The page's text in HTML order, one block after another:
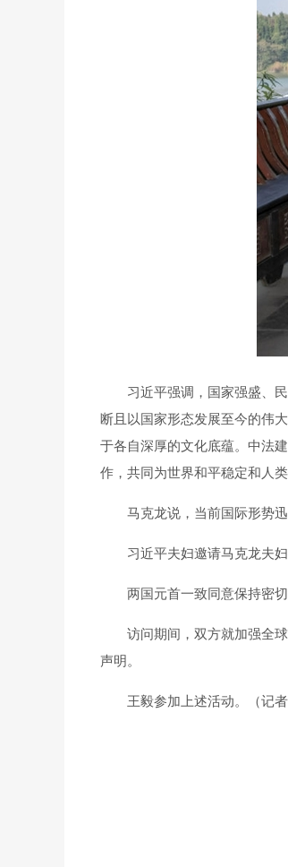
习近平强调，国家强盛、
断且以国家形态发展至今的伟
于各自深厚的文化底蕴。中法
作，共同为世界和平稳定和人
马克龙说，当前国际形势
习近平夫妇邀请马克龙夫
两国元首一致同意保持密
访问期间，双方就加强全
声明。
王毅参加上述活动。（记者